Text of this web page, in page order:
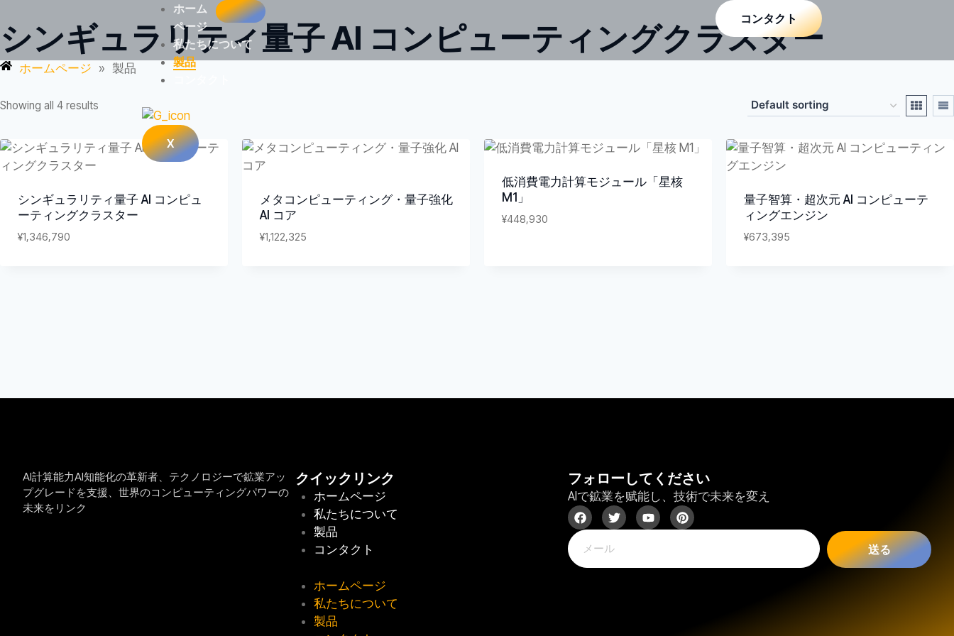
ホーム
ページ
私たちについて
製品
X
コンタクト
シンギュラリティ量子 AI コンピューティングクラスター
ホームページ » 製品
Showing all 4 results
シンギュラリティ量子 AI コンピュ
ーティングクラスター
¥1,346,790
メタコンピューティング・量子強化
AI コア
¥1,122,325
低消費電力計算モジュール「星核
M1」
¥448,930
量子智算・超次元 AI コンピューテ
ィングエンジン
¥673,395
AI計算能力AI知能化の革新者、テクノロジーで鉱業アッ
プグレードを支援、世界のコンピューティングパワーの
未来をリンク
クイックリンク
ホームページ
私たちについて
製品
コンタクト
ホームページ
私たちについて
製品
フォローしてください
AIで鉱業を赋能し、技術で未来を変え
送る